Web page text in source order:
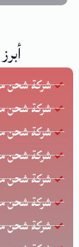
شركة شحن
شركة شحن
شركة شحن
شركة شحن
شركة شحن
شركة شحن
شركة شحن